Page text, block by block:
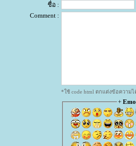
ชื่อ :
Comment :
*ใช้ code html ตกแต่งข้อความ
+